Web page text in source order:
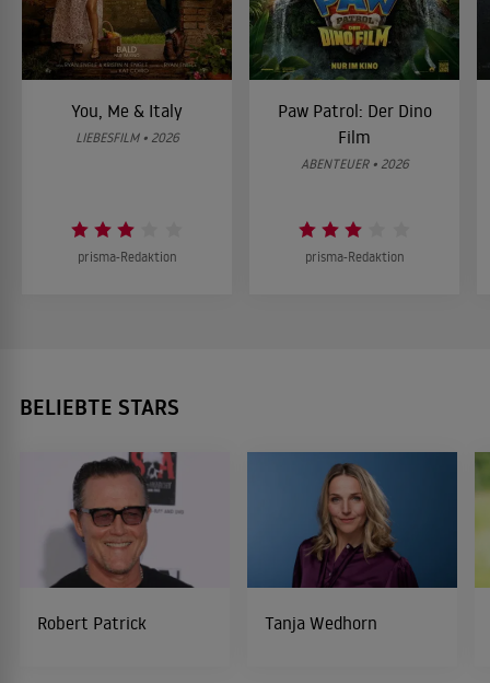
You, Me & Italy
LIEBESFILM • 2026
prisma-Redaktion
Paw Patrol: Der Dino
Film
ABENTEUER • 2026
prisma-Redaktion
BELIEBTE STARS
Robert Patrick Tanja Wedhorn